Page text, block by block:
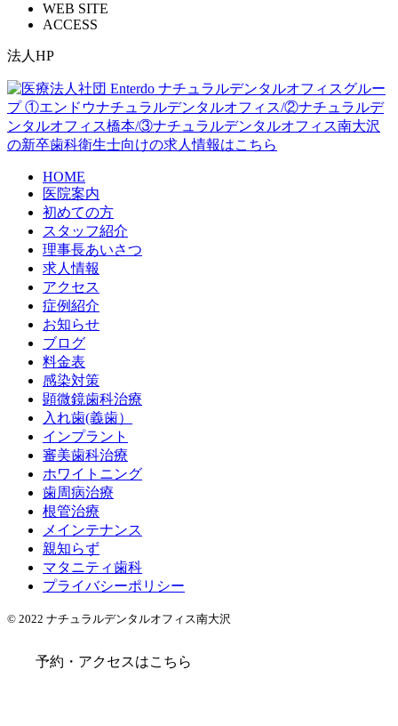
WEB SITE
ACCESS
法人HP
HOME
医院案内
初めての方
スタッフ紹介
理事長あいさつ
求人情報
アクセス
症例紹介
お知らせ
ブログ
料金表
感染対策
顕微鏡歯科治療
入れ歯(義歯）
インプラント
審美歯科治療
ホワイトニング
歯周病治療
根管治療
メインテナンス
親知らず
マタニティ歯科
プライバシーポリシー
© 2022 ナチュラルデンタルオフィス南大沢
予約・アクセスはこちら